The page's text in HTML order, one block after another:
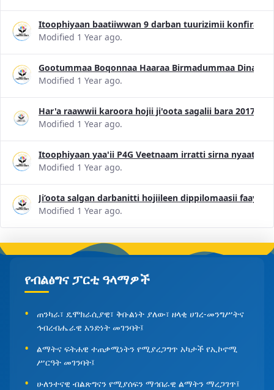
Itoophiyaan baatiiwwan 9 darban tuurizimii
Modified 1 Year ago.
Gootummaa Boqonnaa Haaraa Birmadummaa
Modified 1 Year ago.
Har'a raawwii karoora hojii ji'oota sagalii bara 2017
Modified 1 Year ago.
Itoophiyaan yaa'ii P4G Veetnaam irratti sirna nyaataa
Modified 1 Year ago.
Ji’oota salgan darbanitti hojiileen dippilomaasii
Modified 1 Year ago.
የብልፅግና ፓርቲ ዓላማዎች
ጠንካራ፣ ዴሞክራሲያዊ፣ ቅቡልነት ያለው፣ ዘላቂ ሀገረ-መንግሥትና
ኅብረብሔራዊ አንድነት መገንባት፤
ልማትና ፍትሐዊ ተጠቃሚነትን የሚያረጋግጥ አካታች የኢኮኖሚ
ሥርዓት መገንባት፤
ሁለንተናዊ ብልጽግናን የሚያሰፍን ማኅበራዊ ልማትን ማረጋገጥ፤